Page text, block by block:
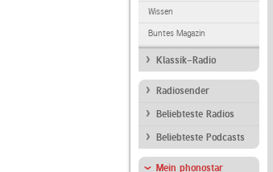
Wissen
Buntes Magazin
Klassik-Radio
Radiosender
Beliebteste Radios
Beliebteste Podcasts
Mein phonostar